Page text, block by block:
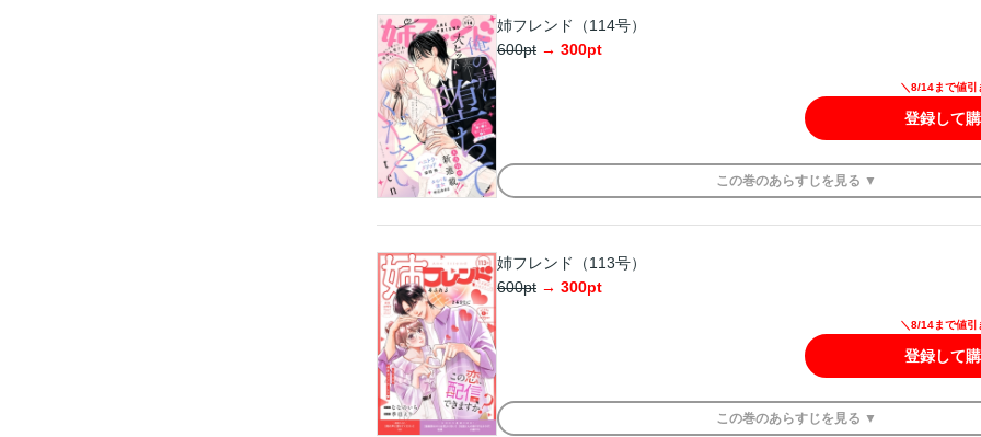
姉フレンド（114号）
600pt → 300pt
＼8/14まで値引
登録して
この巻のあらすじを 見る ▼
姉フレンド（113号）
600pt → 300pt
＼8/14まで値引
登録して
この巻のあらすじを 見る ▼